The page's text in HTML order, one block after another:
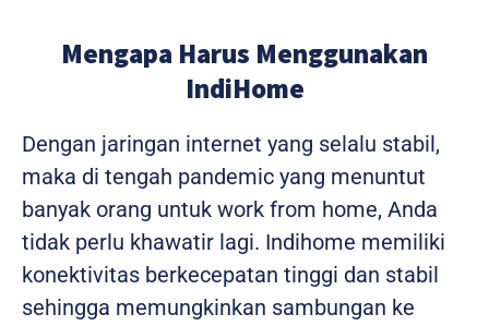
Mengapa Harus Menggunakan
IndiHome
Dengan jaringan internet yang selalu stabil,
maka di tengah pandemic yang menuntut
banyak orang untuk work from home, Anda
tidak perlu khawatir lagi. Indihome memiliki
konektivitas berkecepatan tinggi dan stabil
sehingga memungkinkan sambungan ke